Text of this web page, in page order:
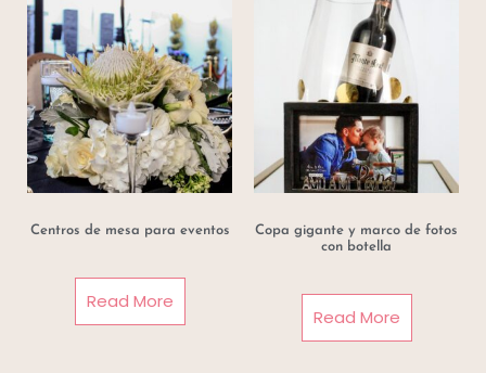
Centros de mesa para eventos
Read More
Copa gigante y marco de fotos
con botella
Read More